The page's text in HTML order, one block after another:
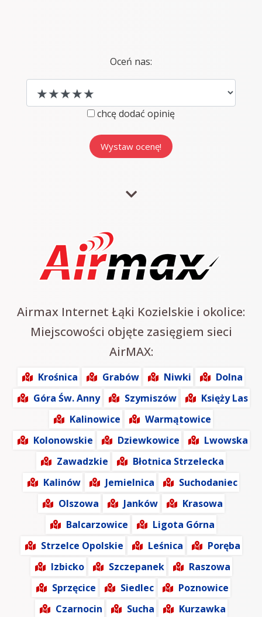
Oceń nas:
chcę dodać opinię
Airmax Internet Łąki Kozielskie i okolice:
Miejscowości objęte zasięgiem sieci
AirMAX:
Krośnica Grabów Niwki
Dolna
Góra Św. Anny
Szymiszów
Księży Las
Kalinowice
Warmątowice
Kolonowskie
Dziewkowice
Lwowska
Zawadzkie
Błotnica Strzelecka
Kalinów
Jemielnica
Suchodaniec
Olszowa
Janków
Krasowa
Balcarzowice
Ligota Górna
Strzelce Opolskie
Leśnica
Poręba
Izbicko
Szczepanek
Raszowa
Sprzęcice
Siedlec
Poznowice
Czarnocin
Sucha
Kurzawka